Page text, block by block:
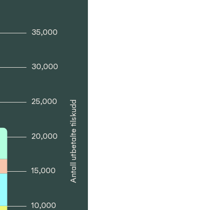
Antall utbetalte tilskudd
10,000
15,000
20,000
25,000
30,000
35,000